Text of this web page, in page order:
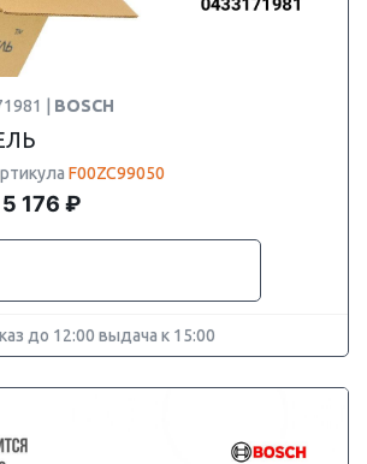
| BOSCH
F00ZC99050
5 176 ₽
до 12:00 выдача к 15:00